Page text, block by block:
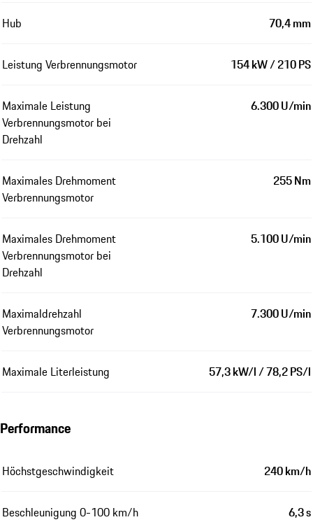
Hub 70,4 mm
Leistung Verbrennungsmotor 154 kW / 210 PS
Maximale Leistung
Verbrennungsmotor bei
Drehzahl
6.300 U/min
Maximales Drehmoment
Verbrennungsmotor
255 Nm
Maximales Drehmoment
Verbrennungsmotor bei
Drehzahl
5.100 U/min
Maximaldrehzahl
Verbrennungsmotor
7.300 U/min
Maximale Literleistung 57,3 kW/l / 78,2 PS/l
Performance
Höchstgeschwindigkeit 240 km/h
Beschleunigung 0-100 km/h 6,3 s